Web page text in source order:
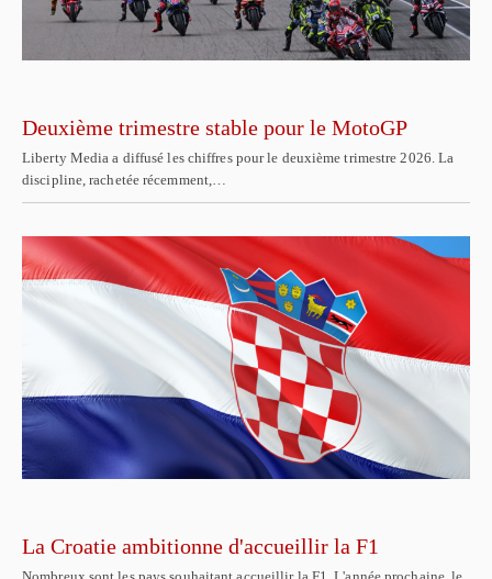
Deuxième trimestre stable pour le MotoGP
Liberty Media a diffusé les chiffres pour le deuxième trimestre 2026. La
discipline, rachetée récemment,…
La Croatie ambitionne d'accueillir la F1